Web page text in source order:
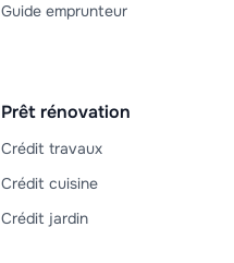
Guide emprunteur
Prêt rénovation
Crédit travaux
Crédit cuisine
Crédit jardin